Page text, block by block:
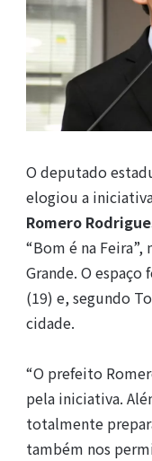
O deputado
elogiou a
Romero
“Bom é na
Grande. O
(19) e, segundo
cidade.
“O prefeito
pela iniciativa.
totalmente
também nos